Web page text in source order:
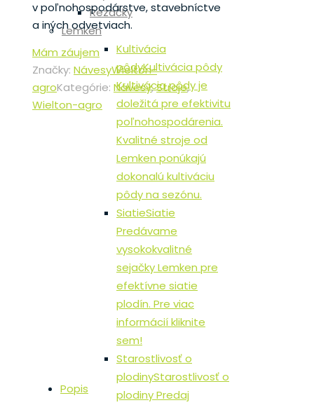
Rezačky
Lemken
Kultivácia
pôdyKultivácia pôdy
Kultivácia pôdy je
doležitá pre efektivitu
poľnohospodárenia.
Kvalitné stroje od
Lemken ponúkajú
dokonalú kultiváciu
pôdy na sezónu.
SiatieSiatie
Predávame
vysokokvalitné
sejačky Lemken pre
efektívne siatie
plodín. Pre viac
informácií kliknite
sem!
Starostlivosť o
plodinyStarostlivosť o
plodiny Predaj
v poľnohospodárstve, stavebníctve
a iných odvetviach.
Mám záujem
Značky: NávesyWielton-
agroKategórie: Návesy,Stroje,
Wielton-agro
Popis